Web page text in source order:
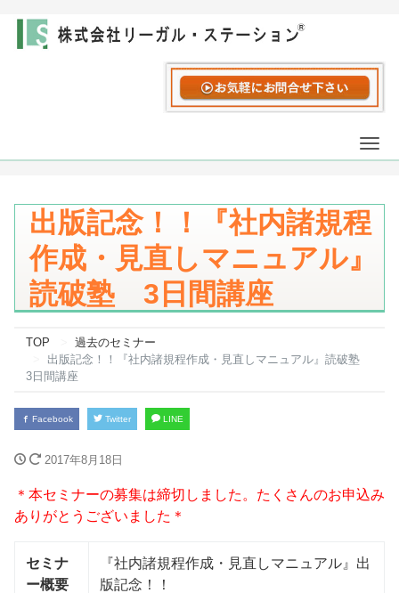
出版記念！！『社内諸規程
作成・見直しマニュアル』
読破塾 3日間講座
TOP
過去のセミナー
出版記念！！『社内諸規程作成・見直しマニュアル』読破塾
3日間講座
Facebook Twitter LINE
2017年8月18日
＊本セミナーの募集は締切しました。たくさんのお申込み
ありがとうございました＊
セミナ
ー概要
『社内諸規程作成・見直しマニュアル』出
版記念！！